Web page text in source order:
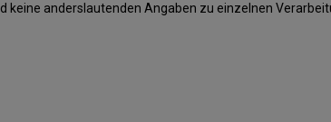
anderslautenden Angaben zu einzelnen